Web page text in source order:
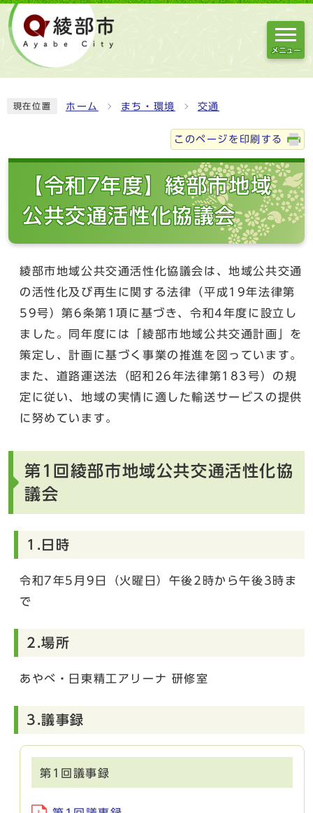
メニュー
現在位置 ホーム まち・環境 交通
このページを印刷する
【令和7年度】綾部市地域
公共交通活性化協議会
綾部市地域公共交通活性化協議会は、地域公共交通
の活性化及び再生に関する法律（平成19年法律第
59号）第6条第1項に基づき、令和4年度に設立し
ました。同年度には「綾部市地域公共交通計画」を
策定し、計画に基づく事業の推進を図っています。
また、道路運送法（昭和26年法律第183号）の規
定に従い、地域の実情に適した輸送サービスの提供
に努めています。
第1回綾部市地域公共交通活性化協
議会
1.日時
令和7年5月9日（火曜日）午後2時から午後3時ま
で
2.場所
あやべ・日東精工アリーナ 研修室
3.議事録
第1回議事録